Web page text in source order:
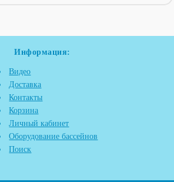
Информация:
Видео
Доставка
Контакты
Корзина
Личный кабинет
Оборудование бассейнов
Поиск